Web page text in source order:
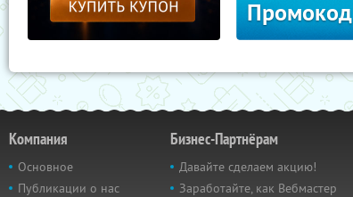
Промокод
Компания
Основное
Публикации о нас
Бизнес-Партнёрам
Давайте сделаем акцию!
Заработайте, как Вебмастер